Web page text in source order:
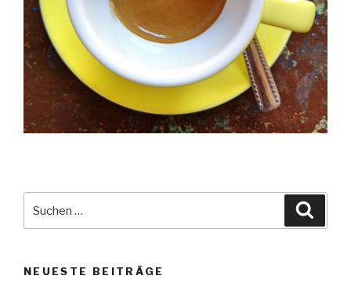
nach:
NEUESTE BEITRÄGE